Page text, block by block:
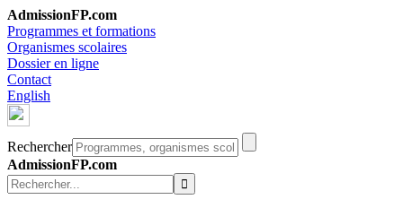
AdmissionFP.com
Programmes et formations
Organismes scolaires
Dossier en ligne
Contact
English
Rechercher
AdmissionFP.com